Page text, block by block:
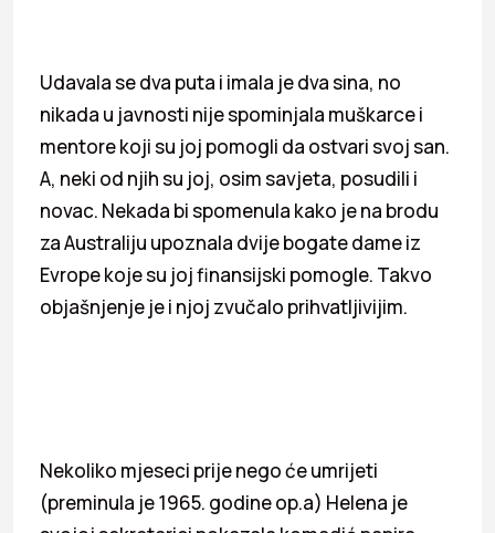
Udavala se dva puta i imala je dva sina, no
nikada u javnosti nije spominjala muškarce i
mentore koji su joj pomogli da ostvari svoj san.
A, neki od njih su joj, osim savjeta, posudili i
novac. Nekada bi spomenula kako je na brodu
za Australiju upoznala dvije bogate dame iz
Evrope koje su joj finansijski pomogle. Takvo
objašnjenje je i njoj zvučalo prihvatljivijim.
Nekoliko mjeseci prije nego će umrijeti
(preminula je 1965. godine op.a) Helena je